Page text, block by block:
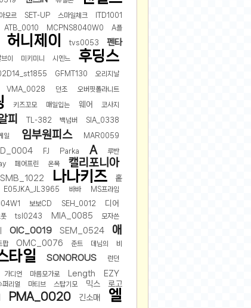
아모르 SET-UP 스마일체크
ITD1001
ATB_0010 MCPNS8040W0 A플
허니제이 tvs0053
펜타
이 미키미니 시엔느 후딩스
GFMT130 오리지날
VMA_0028 던조 오버핏폴라니트
키즈꼬모 매일입는 웨어 코사지
피 TL-382 백넘버 SIA_0338
일 임부원피스 MAR0059
FJ Parka A
루반
페어프린 온목 캘리포니아
SMB_1022 나나키즈
홑
E05JKA_JL3965 바바
MS프라임
보보CD SEH_0012 디어
tsl0243 MIA_0085 모자쓴
OIC_0019 SEM_0524
애
팝 OMC_0076 준트 데님의 비
타일 SONOROUS 런던
가디언 마름모가로 Length EZY
퍼리얼 마티브 스탑기모 믹스
로고
PMA_0020 긴소매
엘